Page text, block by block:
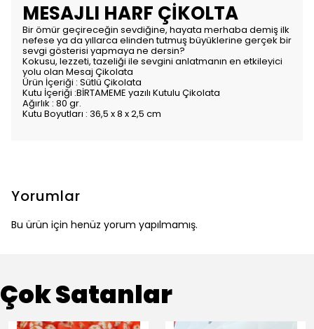
MESAJLI HARF ÇİKOLTA
Bir ömür geçireceğin sevdiğine, hayata merhaba demiş ilk
nefese ya da yıllarca elinden tutmuş büyüklerine gerçek bir
sevgi gösterisi yapmaya ne dersin?
Kokusu, lezzeti, tazeliği ile sevgini anlatmanın en etkileyici
yolu olan Mesaj Çikolata
Ürün İçeriği : Sütlü Çikolata
Kutu İçeriği :BİRTAMEME yazılı Kutulu Çikolata
Ağırlık : 80 gr.
Kutu Boyutları : 36,5 x 8 x 2,5 cm
Yorumlar
Bu ürün için henüz yorum yapılmamış.
Çok Satanlar